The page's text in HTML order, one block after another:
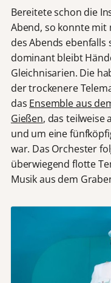
Bereitete schon die
Abend, so konnte mit
des Abends
dominant bleibt
Gleichnisarien. Die
der trockenere
das Ensemble aus
Gießen, das teilweise
und um eine
war. Das Orchester
überwiegend flotte
Musik aus dem